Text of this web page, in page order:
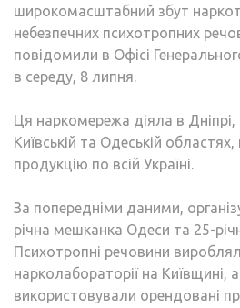
широкомасштабний збут
небезпечних психотропних
повідомили в Офісі
в середу, 8 липня.
Ця наркомережа діяла в Дніпрі,
Київській та Одеській
продукцію по всій Україні.
За попередніми даними,
річна мешканка Одеси та 25-
Психотропні речовини
нарколабораторії на Київщині,
використовували орендовані